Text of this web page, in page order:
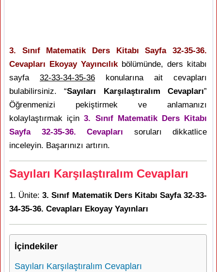
3. Sınıf Matematik Ders Kitabı Sayfa 32-35-36.
Cevapları Ekoyay Yayıncılıkbölümünde, ders kitabı
sayfa 32-33-34-35-36 konularına ait cevapları
bulabilirsiniz. “Sayıları Karşılaştıralım Cevapları”
Öğrenmenizi pekiştirmek ve anlamanızı
kolaylaştırmak için3. Sınıf Matematik Ders Kitabı
Sayfa 32-35-36. Cevapları soruları dikkatlice
inceleyin. Başarınızı artırın.
Sayıları Karşılaştıralım Cevapları
1. Ünite:3. Sınıf Matematik Ders Kitabı Sayfa 32-33-
34-35-36. Cevapları Ekoyay Yayınları
İçindekiler
Sayıları Karşılaştıralım Cevapları